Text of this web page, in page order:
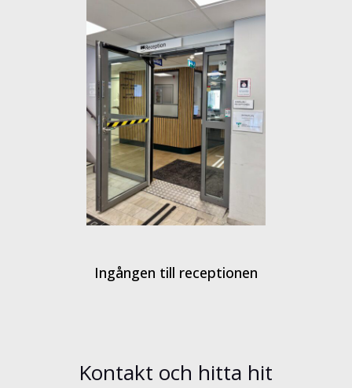
Ingången till receptionen
Kontakt och hitta hit